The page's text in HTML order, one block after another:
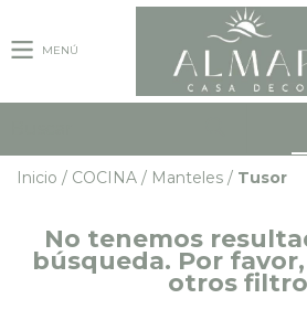
MENÚ
Inicio / COCINA / Manteles / Tusor
No tenemos
búsqueda. Por
otros